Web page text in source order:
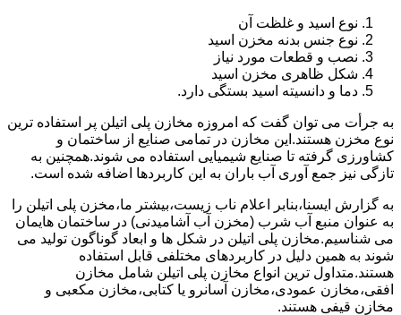
نوع اسید و غلظت آن
نوع جنس بدنه مخزن اسید
نصب و قطعات مورد نیاز
شکل ظاهری مخزن اسید
دما و دانسیته اسید بستگی دارد.
به جرأت می توان گفت که امروزه مخازن پلی اتیلن پر استفاده ترین
نوع مخزن هستند.این مخازن در تمامی صنایع از ساختمان و
کشاورزی گرفته تا صنایع شیمیایی استفاده می شوند.همچنین به
تازگی نیز جمع آوری آب باران به این کاربردها اضافه شده است.
به گزارش ایسنا،بنابر اعلام ناب زیست،بیشتر ما،مخزن پلی اتیلن را
به عنوان منبع آب شرب (مخزن آب آشامیدنی) در ساختمان هایمان
می شناسیم.مخازن پلی اتیلن در شکل ها و ابعاد گوناگون تولید می
شوند به همین دلیل در کاربردهای مختلفی قابل استفاده
هستند.متداول ترین انواع مخازن پلی اتیلن شامل مخازن
افقی،مخازن عمودی،مخازن آسانرو یا کتابی،مخازن مکعبی و
مخازن قیفی هستند.